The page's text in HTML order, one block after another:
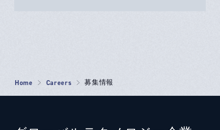
Home Careers 募集情報